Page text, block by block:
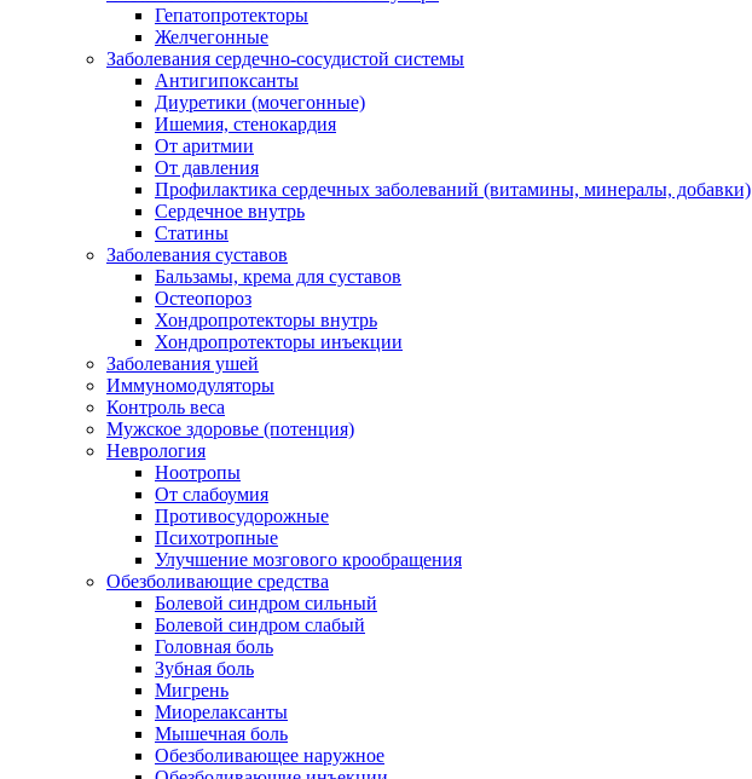
Гепатопротекторы
Желчегонные
Заболевания сердечно-сосудистой системы
Антигипоксанты
Диуретики (мочегонные)
Ишемия, стенокардия
От аритмии
От давления
Профилактика сердечных заболеваний (витамины, минералы, добавки)
Сердечное внутрь
Статины
Заболевания суставов
Бальзамы, крема для суставов
Остеопороз
Хондропротекторы внутрь
Хондропротекторы инъекции
Заболевания ушей
Иммуномодуляторы
Контроль веса
Мужское здоровье (потенция)
Неврология
Ноотропы
От слабоумия
Противосудорожные
Психотропные
Улучшение мозгового крообращения
Обезболивающие средства
Болевой синдром сильный
Болевой синдром слабый
Головная боль
Зубная боль
Мигрень
Миорелаксанты
Мышечная боль
Обезболивающее наружное